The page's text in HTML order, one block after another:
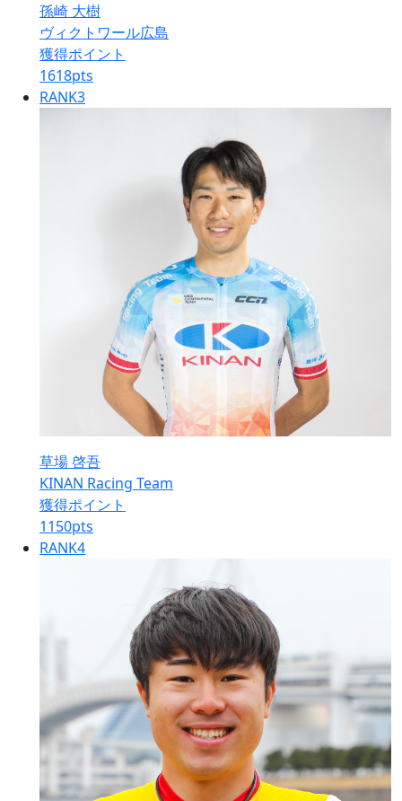
孫崎 大樹
ヴィクトワール広島
獲得ポイント
1618pts
RANK3
草場 啓吾
KINAN Racing Team
獲得ポイント
1150pts
RANK4